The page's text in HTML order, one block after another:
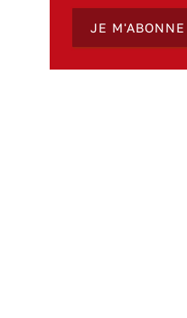
JE M'ABONNE